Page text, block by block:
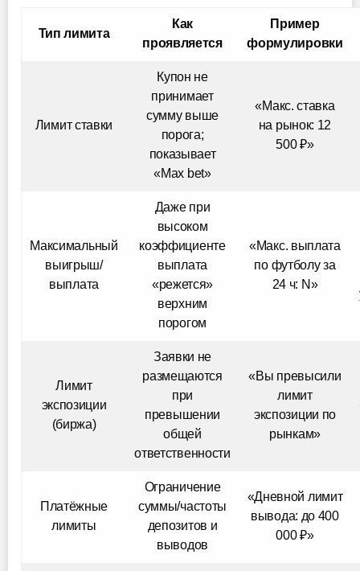
Тип лимита
Как
проявляется
Пример
формулировки
Лимит ставки
Купон не
принимает
сумму выше
порога;
показывает
«Max bet»
«Макс. ставка
на рынок: 12
500 ₽»
Максимальный
выигрыш/
выплата
Даже при
высоком
коэффициенте
выплата
«режется»
верхним
порогом
«Макс. выплата
по футболу за
24 ч: N»
Лимит
экспозиции
(биржа)
Заявки не
размещаются
при
превышении
общей
ответственности
«Вы превысили
лимит
экспозиции по
рынкам»
Платёжные
лимиты
Ограничение
суммы/частоты
депозитов и
выводов
«Дневной лимит
вывода: до 400
000 ₽»